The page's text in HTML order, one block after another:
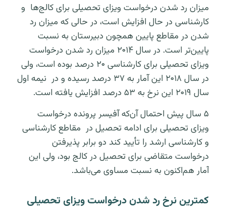
میزان رد شدن درخواست ویزای تحصیلی برای کالج‌ها و
کارشناسی در حال افزایش است، در حالی که میزان رد
شدن در مقاطع پایین همچون دبیرستان به نسبت
پایین‌تر است. در سال ۲۰۱۴ میزان رد شدن درخواست
ویزای تحصیلی برای کارشناسی ۲۰ درصد بوده است، ولی
در سال ۲۰۱۸ این آمار به ۳۷ درصد رسیده و در نیمه اول
سال ۲۰۱۹ این نرخ به ۵۳ درصد افزایش یافته است.
۵ سال پیش احتمال آن‌که آفیسر پرونده درخواست
ویزای تحصیلی برای ادامه تحصیل در مقاطع کارشناسی
و کارشناسی ارشد را تأیید کند دو برابر پذیرفتن
درخواست متقاضی برای تحصیل در کالج بود، ولی این
آمار هم‌اکنون به نسبت مساوی می‌باشد.
کمترین نرخ رد شدن درخواست ویزای تحصیلی